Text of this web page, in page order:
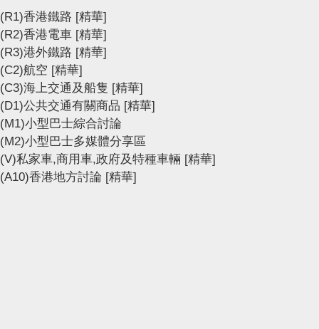
(R1)香港鐵路 [精華]
(R2)香港電車 [精華]
(R3)港外鐵路 [精華]
(C2)航空 [精華]
(C3)海上交通及船隻 [精華]
(D1)公共交通有關商品 [精華]
(M1)小型巴士綜合討論
(M2)小型巴士多媒體分享區
(V)私家車,商用車,政府及特種車輛 [精華]
(A10)香港地方討論 [精華]